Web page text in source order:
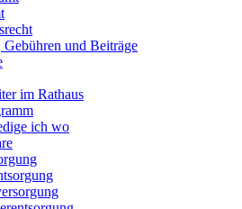
Gebühren und Beiträge
im Rathaus
ich wo